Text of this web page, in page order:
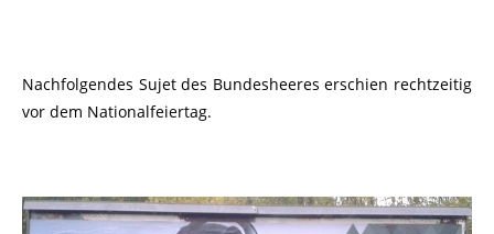
Nachfolgendes Sujet des Bundesheeres erschien rechtzeitig
vor dem Nationalfeiertag.